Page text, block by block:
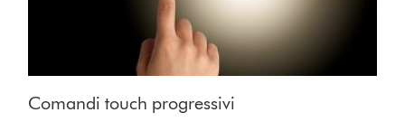
Comandi touch progressivi